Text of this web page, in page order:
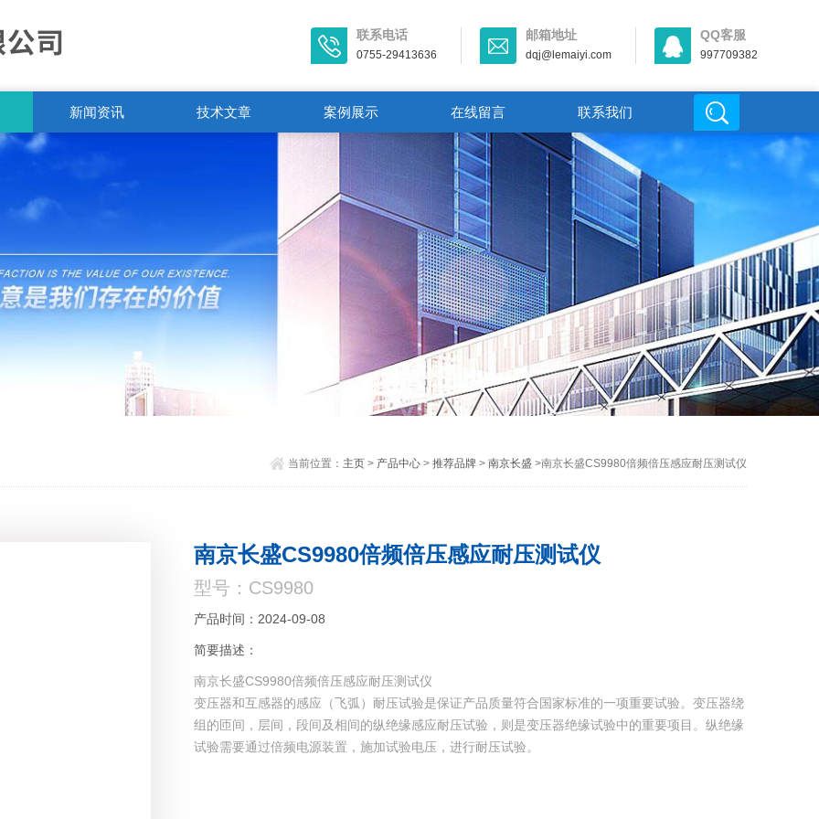
联系电话
0755-29413636
邮箱地址
dqj@lemaiyi.com
QQ客服
997709382
新闻资讯 技术文章 案例展示 在线留言 联系我们
当前位置： 主页> 产品中心> 推荐品牌> 南京长盛 >南京长盛CS9980倍频倍压感应耐压测试仪
南京长盛CS9980倍频倍压感应耐压测试仪
型号：CS9980
产品时间：2024-09-08
简要描述：
南京长盛CS9980倍频倍压感应耐压测试仪
变压器和互感器的感应（飞弧）耐压试验是保证产品质量符合国家标准的一项重要试验。变压器绕
组的匝间，层间，段间及相间的纵绝缘感应耐压试验，则是变压器绝缘试验中的重要项目。纵绝缘
试验需要通过倍频电源装置，施加试验电压，进行耐压试验。